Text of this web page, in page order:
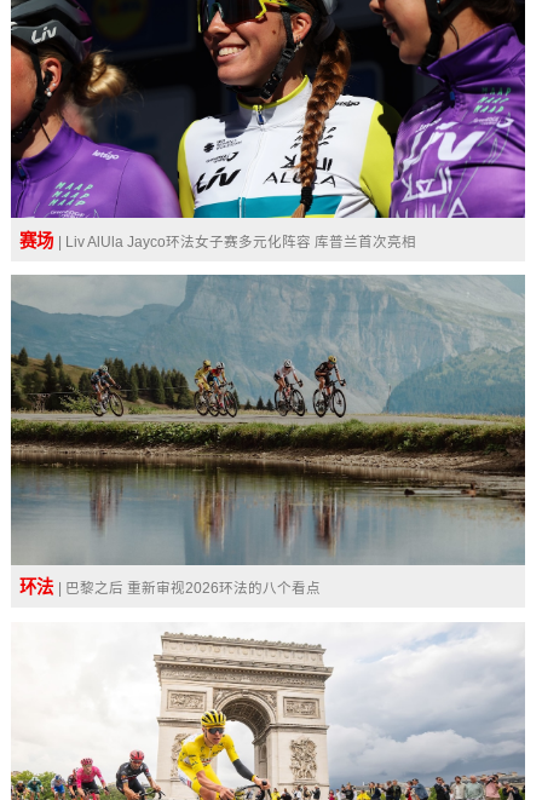
赛场 | Liv AlUla Jayco环法女子赛多元化阵容 库普兰首次亮相
环法 | 巴黎之后 重新审视2026环法的八个看点